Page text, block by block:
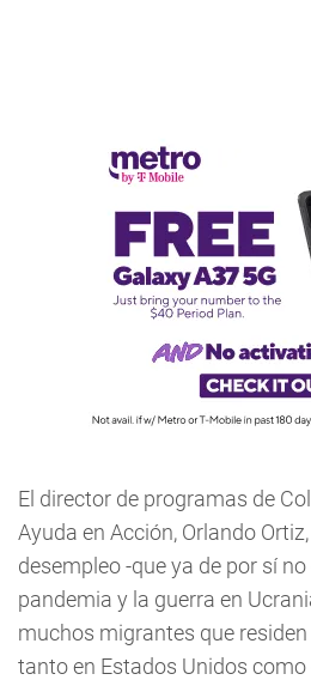
El director de programas de
Ayuda en Acción, Orlando
desempleo -que ya de por sí
pandemia y la guerra en
muchos migrantes que
tanto en Estados Unidos